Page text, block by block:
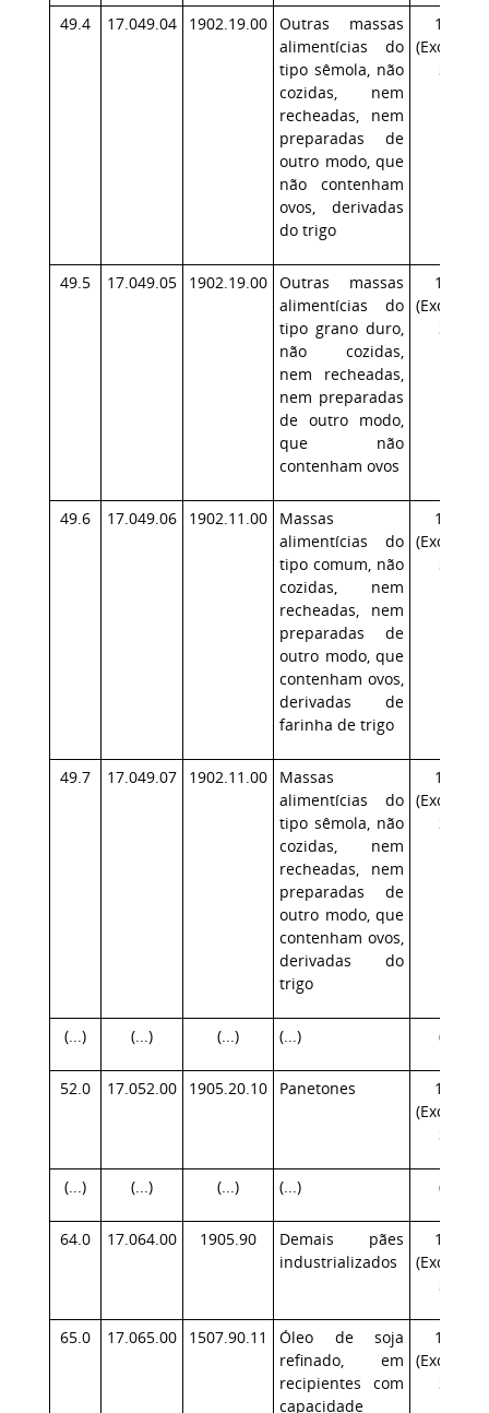
49.4 17.049.04 1902.19.00 Outras massas
alimentícias do
tipo sêmola, não
cozidas, nem
recheadas, nem
preparadas de
outro modo, que
não contenham
ovos, derivadas
do trigo
17.1
(Exceção:
SP)
49.5 17.049.05 1902.19.00 Outras massas
alimentícias do
tipo grano duro,
não cozidas,
nem recheadas,
nem preparadas
de outro modo,
que não
contenham ovos
17.1
(Exceção:
SP)
49.6 17.049.06 1902.11.00
Massas
alimentícias do
tipo comum, não
cozidas, nem
recheadas, nem
preparadas de
outro modo, que
contenham ovos,
derivadas de
farinha de trigo
17.1
(Exceção:
SP)
49.7 17.049.07 1902.11.00
Massas
alimentícias do
tipo sêmola, não
cozidas, nem
recheadas, nem
preparadas de
outro modo, que
contenham ovos,
derivadas do
trigo
17.1
(Exceção:
SP)
(...) (...) (...) (...) (...)
52.0 17.052.00 1905.20.10 Panetones
17.1
(Exceção:
SP)
(...) (...) (...) (...) (...)
64.0 17.064.00 1905.90
Demais pães
industrializados
17.1
(Exceção:
SP)
65.0 17.065.00 1507.90.11
Óleo de soja
refinado, em
recipientes com
capacidade
17.1
(Exceção:
SP)